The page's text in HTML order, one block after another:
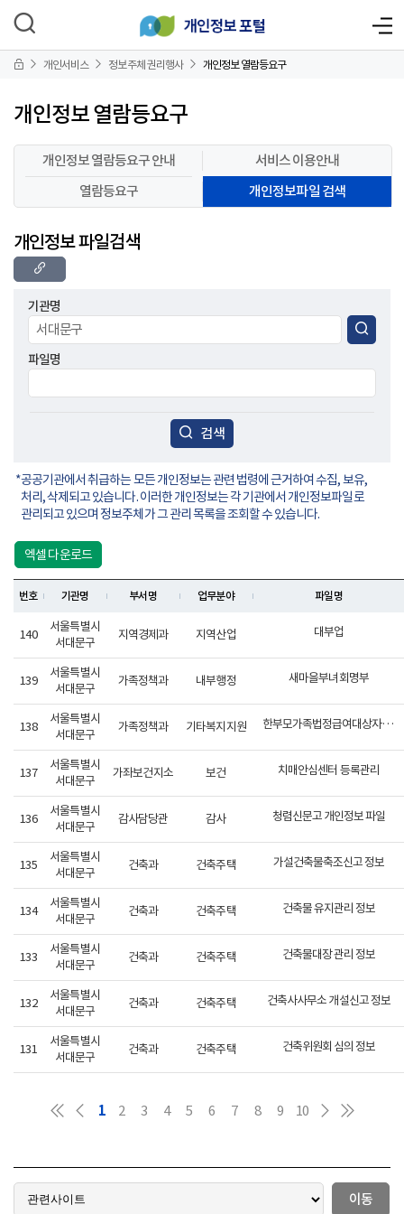
개인서비스 정보주체 권리행사 개인정보 열람등요구
개인정보 열람등요구
개인정보 열람등요구 안내
서비스 이용안내
열람등요구
개인정보파일 검색
개인정보 파일검색
기관명
파일명
검색
공공기관에서 취급하는 모든 개인정보는 관련 법령에 근거하여 수집, 보유,
처리, 삭제되고 있습니다. 이러한 개인정보는 각 기관에서 개인정보파일로
관리되고 있으며 정보주체가 그 관리 목록을 조회할 수 있습니다.
엑셀 다운로드
번호 기관명 부서명 업무분야 파일명
140
서울특별시
서대문구
지역경제과 지역산업 대부업
139
서울특별시
서대문구
가족정책과 내부행정 새마을부녀회명부
138
서울특별시
서대문구
가족정책과 기타복지지원 한부모가족법정급여대상자관리
137
서울특별시
서대문구
가좌보건지소 보건 치매안심센터 등록관리
136
서울특별시
서대문구
감사담당관 감사 청렴신문고 개인정보 파일
135
서울특별시
서대문구
건축과 건축주택 가설건축물축조신고 정보
134
서울특별시
서대문구
건축과 건축주택 건축물 유지관리 정보
133
서울특별시
서대문구
건축과 건축주택 건축물대장 관리 정보
132
서울특별시
서대문구
건축과 건축주택 건축사사무소 개설신고 정보
131
서울특별시
서대문구
건축과 건축주택 건축위원회 심의 정보
1 2 3 4 5 6 7 8 9 10
이동